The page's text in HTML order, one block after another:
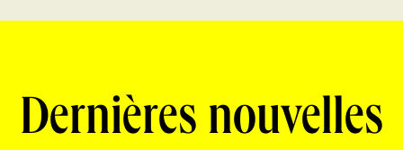
Dernières nouvelles